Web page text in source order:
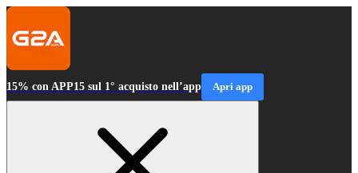
15% con APP15 sul 1° acquisto nell’app Apri app